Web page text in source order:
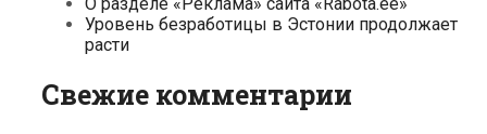
Уровень безработицы в Эстонии продолжает
расти
Свежие комментарии